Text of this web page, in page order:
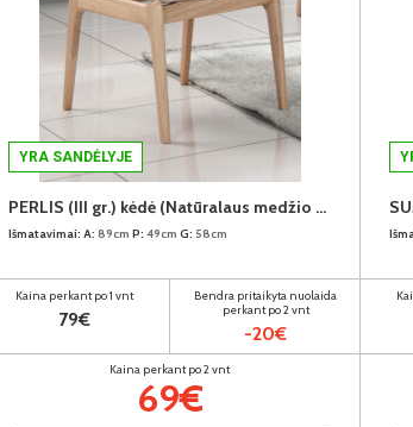
YRA SANDĖLYJE
PERLIS (III gr.) kėdė (Natūralaus medžio spalva/H31088-02 Šviesiai rudas)
Išmatavimai: A: 89cm P: 49cm G: 58cm
Kaina perkant po 1 vnt
79€
Bendra pritaikyta nuolaida
perkant po 2 vnt
-20€
Kaina perkant po 2 vnt
69€